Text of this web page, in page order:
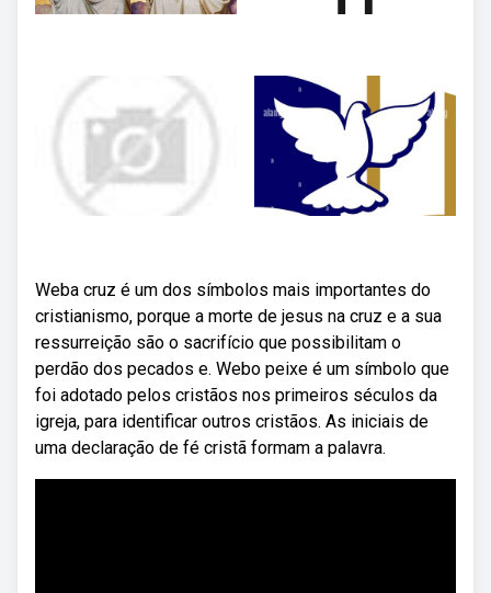
Weba cruz é um dos símbolos mais importantes do
cristianismo, porque a morte de jesus na cruz e a sua
ressurreição são o sacrifício que possibilitam o
perdão dos pecados e. Webo peixe é um símbolo que
foi adotado pelos cristãos nos primeiros séculos da
igreja, para identificar outros cristãos. As iniciais de
uma declaração de fé cristã formam a palavra.